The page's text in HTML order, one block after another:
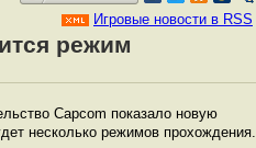
Игровые новости в RSS
режим
Capcom показало новую
несколько режимов прохождения.